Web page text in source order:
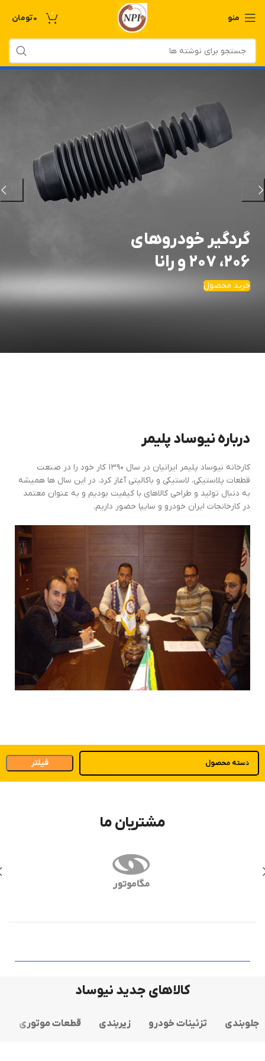
منو 0
0تومان
گردگیر خودروهای
۲۰۶، ۲۰۷ و رانا
خرید محصول
درباره نیوساد پلیمر
کارخانه نیوساد پلیمر ایرانیان در سال ۱۳۹۰ کار خود را در صنعت
قطعات پلاستیکی، لاستیکی و باکالیتی آغاز کرد. در این سال ها همیشه
به دنبال تولید و طراحی کالاهای با کیفیت بودیم و به عنوان معتمد
در کارخانجات ایران خودرو و سایپا حضور داریم.
دسته محصول فیلتر
مشتریان ما
کالاهای جدید نیوساد
جلوبندی تزئینات خودرو زیربندی قطعات موتوری